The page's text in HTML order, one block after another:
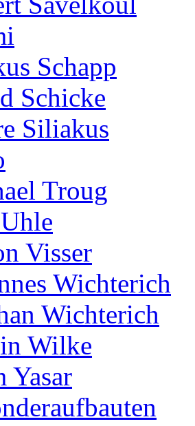
Schapp
Schicke
Siliakus
Troug
Visser
Wichterich
Wichterich
Wilke
Yasar